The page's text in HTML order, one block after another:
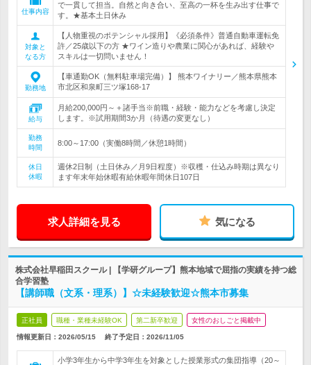
仕事内容
で一貫して担当。自然と向き合い、至高の一杯を生み出す仕事で
す。★基本土日休み
対象と
なる方
【人物重視のポテンシャル採用】《必須条件》普通自動車運転免
許／25歳以下の方 ★ワイン造りや農業に関心があれば、経験や
スキルは一切問いません！
勤務地
【車通勤OK（無料駐車場完備）】 熊本ワイナリー／熊本県熊本
市北区和泉町三ツ塚168-17
給与
月給200,000円～＋諸手当※前職・経験・能力などを考慮し決定
します。※試用期間3か月（待遇の変更なし）
勤務
時間
8:00～17:00（実働8時間／休憩1時間）
休日
休暇
週休2日制（土日休み／月9日程度）※収穫・仕込み時期は異なり
ます年末年始休暇有給休暇年間休日107日
求人詳細を見る 気になる
株式会社早稲田スクール | 【学研グループ】熊本地域で屈指の実績を持つ総
合学習塾
【講師職（文系・理系）】☆未経験歓迎☆熊本市募集
正社員 職種・業種未経験OK 第二新卒歓迎 女性のおしごと掲載中
情報更新日：2026/05/15 終了予定日： 2026/11/05
小学3年生から中学3年生を対象とした授業形式の集団指導（20～